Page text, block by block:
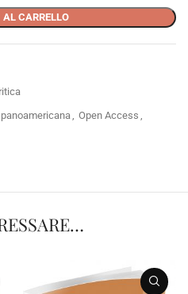
CARRELLO
Open Access